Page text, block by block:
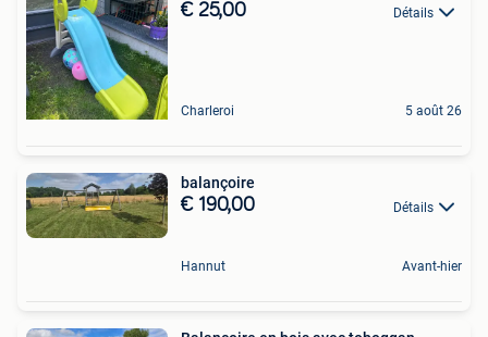
€ 25,00 Détails
Charleroi 5 août 26
balançoire
€ 190,00 Détails
Hannut Avant-hier